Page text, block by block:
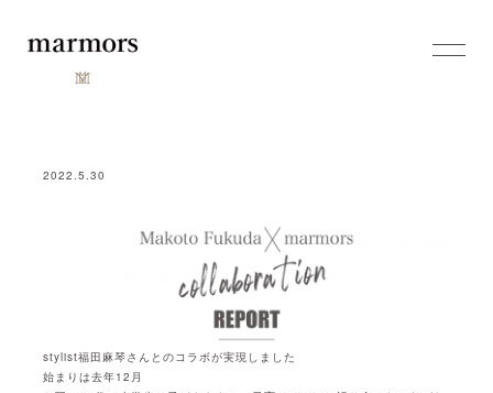
2022.5.30
stylist福田麻琴さんとのコラボが実現しました
始まりは去年12月